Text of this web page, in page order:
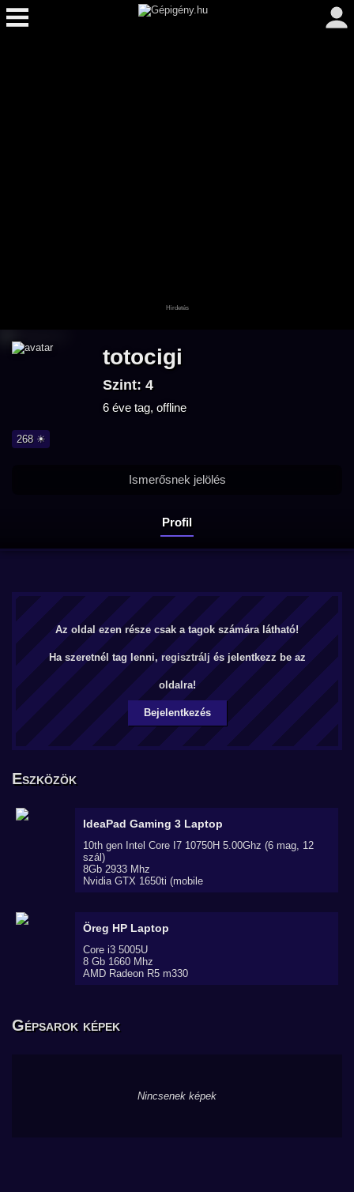
totocigi
Szint: 4
6 éve tag, offline
268 ☀
Profil
Ismerősnek jelölés
Az oldal ezen része csak a tagok számára látható!
Ha szeretnél tag lenni, regisztrálj és jelentkezz be az
oldalra!
Bejelentkezés
Eszközök
IdeaPad Gaming 3 Laptop
10th gen Intel Core I7 10750H 5.00Ghz (6 mag, 12
szál)
8Gb 2933 Mhz
Nvidia GTX 1650ti (mobile
Öreg HP Laptop
Core i3 5005U
8 Gb 1660 Mhz
AMD Radeon R5 m330
Gépsarok képek
Nincsenek képek